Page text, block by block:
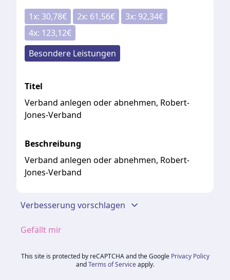
1x: 30,78€ 2x: 61,56€ 3x: 92,34€
4x: 123,12€
Besondere Leistungen
Titel
Verband anlegen oder abnehmen, Robert-
Jones-Verband
Beschreibung
Verband anlegen oder abnehmen, Robert-
Jones-Verband
Verbesserung vorschlagen
Gefällt mir
This site is protected by reCAPTCHA and the Google Privacy Policy
and Terms of Service apply.